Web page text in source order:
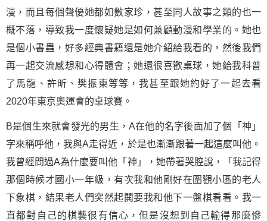
漫，而且每個聲優她都如數家珍，甚至同人故事之類的也一
概不落，導致我一度懷疑她是如何兼顧動漫和學業的。她也
是個小書蟲，好多經典書籍還是她介紹給我看的，然後我們
再一起交流感想和心得體會；她還很喜歡桌球，她給我科普
了馬龍、許昕、樊振東等等，我甚至跟她約好了一起去看
2020年東京奧運會的桌球賽。
B是個生來就會發光的男生，A在他的名字後面加了個「神」
字來稱呼他，我與A走得近，於是也漸漸跟著一起這麼叫他。
我曾經問過A為什麼要叫他「神」，她帶著哭腔說，「我記得
那個時候才國小一年級，有次我和他剛好在圍觀小區的老人
下象棋，結果老人們突然起鬨要我和他下一盤棋看看。我一
直都對自己的棋藝很有信心，但是沒想到自己輸得那麼慘